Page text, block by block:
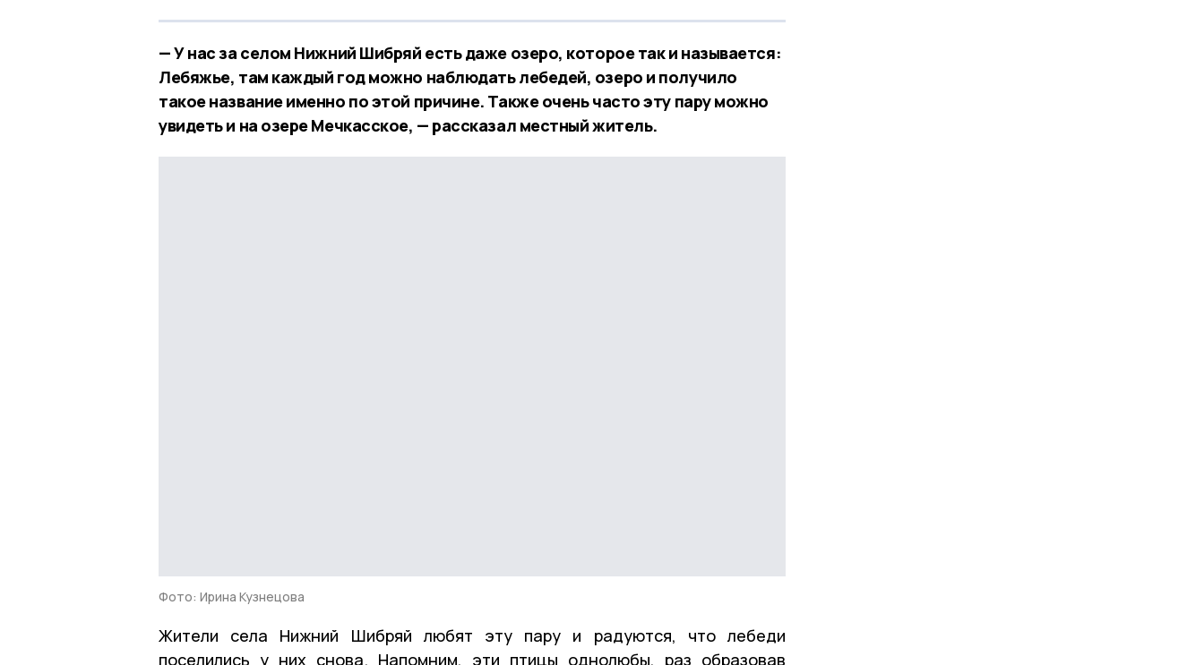
— У нас за селом Нижний Шибряй есть даже озеро, которое так и называется:
Лебяжье, там каждый год можно наблюдать лебедей, озеро и получило
такое название именно по этой причине. Также очень часто эту пару можно
увидеть и на озере Мечкасское, — рассказал местный житель.
Фото: Ирина Кузнецова
Жители села Нижний Шибряй любят эту пару и радуются, что лебеди
поселились у них снова. Напомним, эти птицы однолюбы, раз образовав